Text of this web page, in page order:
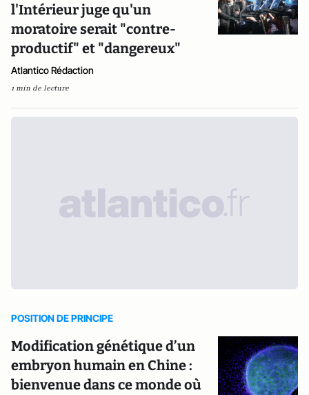
l'Intérieur juge qu'un
moratoire serait "contre-
productif" et "dangereux"
Atlantico Rédaction
1 min de lecture
POSITION DE PRINCIPE
Modification génétique d’un
embryon humain en Chine :
bienvenue dans ce monde où